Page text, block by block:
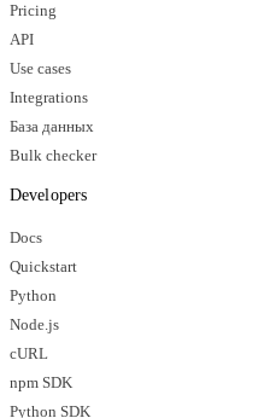
Pricing
API
Use cases
Integrations
База данных
Bulk checker
Developers
Docs
Quickstart
Python
Node.js
cURL
npm SDK
Python SDK